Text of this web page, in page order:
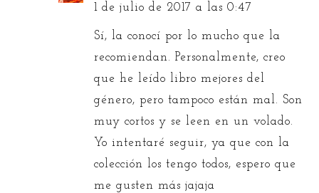
1 de julio de 2017 a las 0:47
Sí, la conocí por lo mucho que la
recomiendan. Personalmente, creo
que he leído libro mejores del
género, pero tampoco están mal. Son
muy cortos y se leen en un volado.
Yo intentaré seguir, ya que con la
colección los tengo todos, espero que
me gusten más jajaja